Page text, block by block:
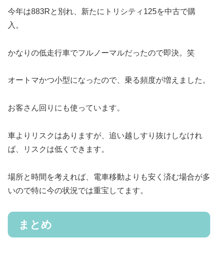
今年は883Rと別れ、新たにトリシティ125を中古で購
入。
かなりの低走行車でフルノーマルだったので即決。笑
オートマかつ小型になったので、乗る頻度が増えました。
お客さん回りにも使っています。
車よりリスクはありますが、追い越しすり抜けしなけれ
ば、リスクは低くできます。
場所と時間を考えれば、電車移動よりも安く済む場合が多
いので特に今の状況では重宝してます。
まとめ